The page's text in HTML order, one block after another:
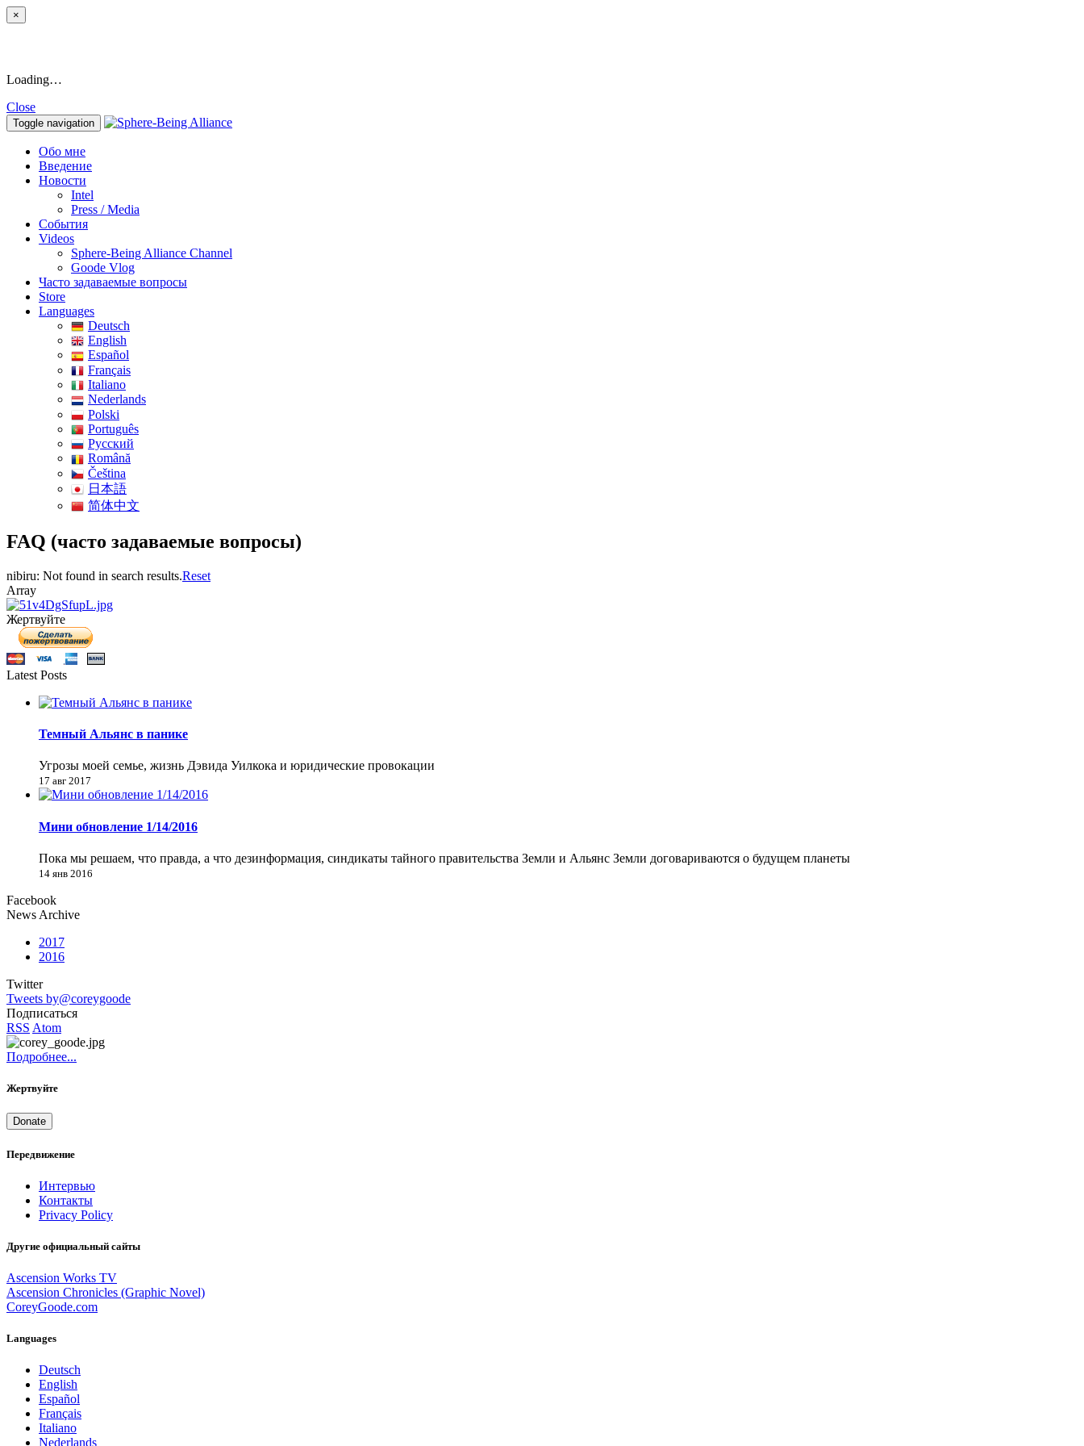
×
Loading…
Close
Toggle navigation
Обо мне
Введение
Новости
Intel
Press / Media
События
Videos
Sphere-Being Alliance Channel
Goode Vlog
Часто задаваемые вопросы
Store
Languages
Deutsch
English
Español
Français
Italiano
Nederlands
Polski
Português
Pусский
Română
Čeština
日本語
简体中文
FAQ (часто задаваемые вопросы)
nibiru: Not found in search results.Reset
Array
Жертвуйте
Latest Posts
Темный Альянс в панике
Угрозы моей семье, жизнь Дэвида Уилкока и юридические провокации
17 авг 2017
Мини обновление 1/14/2016
Пока мы решаем, что правда, а что дезинформация, синдикаты тайного правительства Земли и Альянс Земли договариваются о будущем планеты
14 янв 2016
Facebook
News Archive
2017
2016
Twitter
Tweets by@coreygoode
Подписаться
RSS Atom
Подробнее...
Жертвуйте
Donate
Передвижение
Интервью
Контакты
Privacy Policy
Другие официальный сайты
Ascension Works TV
Ascension Chronicles (Graphic Novel)
CoreyGoode.com
Languages
Deutsch
English
Español
Français
Italiano
Nederlands